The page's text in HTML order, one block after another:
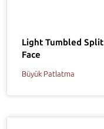
Light Tumbled Split
Face
Büyük Patlatma